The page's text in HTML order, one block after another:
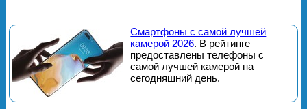
Смартфоны с самой лучшей
камерой 2026. В рейтинге
предоставлены телефоны с
самой лучшей камерой на
сегодняшний день.